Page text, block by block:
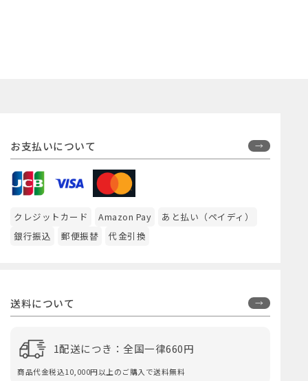
お支払いについて
クレジットカード Amazon Pay
あと払い（ペイディ）
銀行振込
郵便振替 代金引換
送料について
1配送につき：全国一律660円
商品代金税込10,000円以上のご購入で送料無料